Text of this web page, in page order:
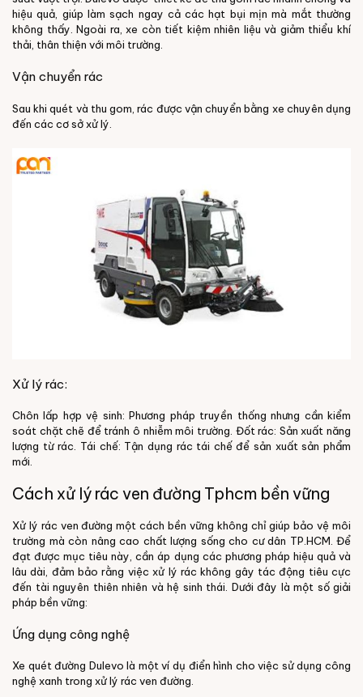
hiệu quả, giúp làm sạch ngay cả các hạt bụi mịn mà mắt thường
không thấy. Ngoài ra, xe còn tiết kiệm nhiên liệu và giảm thiểu khí
thải, thân thiện với môi trường.
Vận chuyển rác
Sau khi quét và thu gom, rác được vận chuyển bằng xe chuyên dụng
đến các cơ sở xử lý.
Xử lý rác:
Chôn lấp hợp vệ sinh: Phương pháp truyền thống nhưng cần kiểm
soát chặt chẽ để tránh ô nhiễm môi trường. Đốt rác: Sản xuất năng
lượng từ rác.
Tái chế: Tận dụng rác tái chế để sản xuất sản phẩm
mới.
Cách xử lý rác ven đường Tphcm bền vững
Xử lý rác ven đường một cách bền vững không chỉ giúp bảo vệ môi
trường mà còn nâng cao chất lượng sống cho cư dân TP.HCM. Để
đạt được mục tiêu này, cần áp dụng các phương pháp hiệu quả và
lâu dài, đảm bảo rằng việc xử lý rác không gây tác động tiêu cực
đến tài nguyên thiên nhiên và hệ sinh thái. Dưới đây là một số giải
pháp bền vững:
Ứng dụng công nghệ
Xe quét đường Dulevo là một ví dụ điển hình cho việc sử dụng công
nghệ xanh trong xử lý rác ven đường.